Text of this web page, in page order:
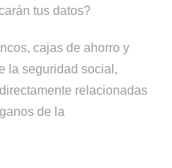
tus datos?
cajas de ahorro y
la seguridad social,
relacionadas
de la